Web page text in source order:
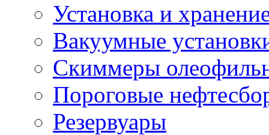
Установка и
Вакуумные
Скиммеры
Пороговые
Резервуары